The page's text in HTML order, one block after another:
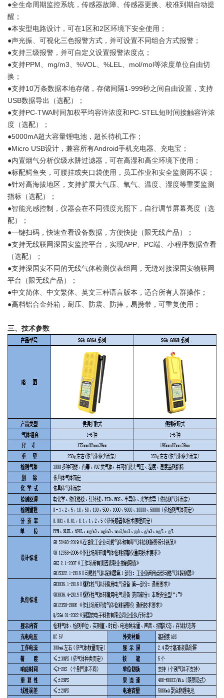
●全生命周期监控系统，传感器故障、传感器更换、校准到期自动提
醒；
●本安型电路设计，可在1区和2区环境下安全使用；
●声光振、可视化三色报警方式，并可设置不同组合方式报警；
●支持三级报警，并可自定义设置报警浓度点；
●支持PPM、mg/m3、%VOL、%LEL、mol/mol等浓度单位自由切
换；
●支持10万条数据本地存储，存储间隔1-999秒之间自由设置，支持
USB数据导出（选配）；
●支持PC-TWA时间加权平均容许浓度和PC-STEL短时间接触容许浓
度（选配）；
●5000mA超大容量锂电池，超长待机工作；
●Micro USB设计，兼容所有Android手机充电器、充电宝；
●内置烟气分析仪级水阱过滤器，可在高湿和高尘环境下使用；
●标配鳄鱼夹，可腰挂或夹口袋使用，员工作业和安全监测两不误；
●针对高海拔地区，支持扩展大气压、氧气、温度、湿度等重要监测
指标（选配）；
●智能光感控制，仪器会在不同强度光照下，自行调节屏幕亮度（选
配）；
●一键扫码，快速查看设备数据，方便快捷（限无线产品）；
●支持无线联网深国安监控平台，实现APP、PC端、小程序数据查看
（选配）；
●支持深国安不同的无线气体检测仪表组网，无缝对接深国安物联网
平台（限无线产品）；
●中文简体、中文繁体、英文三种语言版本，适合所有人群操作；
●高档铝合金外箱，耐压、防震、防摔，易携带，可重复使用；
三、技术参数